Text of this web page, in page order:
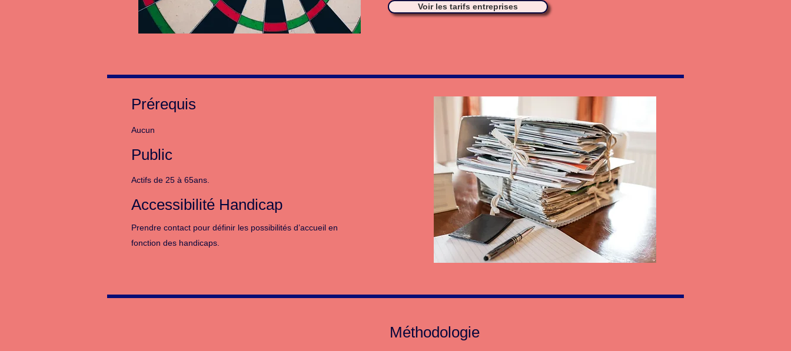
Voir les tarifs entreprises
Prérequis
Aucun
Public
Actifs de 25 à 65ans.
Accessibilité Handicap
Prendre contact pour définir les possibilités d’accueil en
fonction des handicaps.
Méthodologie